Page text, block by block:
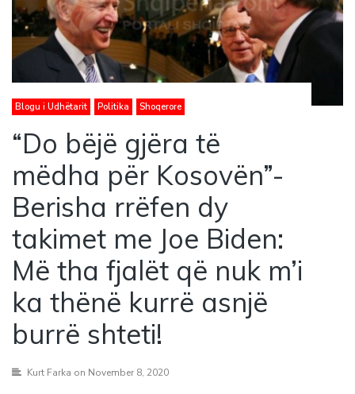
Blogu i Udhëtarit Politika Shoqerore
“Do bëjë gjëra të
mëdha për Kosovën”-
Berisha rrëfen dy
takimet me Joe Biden:
Më tha fjalët që nuk m’i
ka thënë kurrë asnjë
burrë shteti!
Kurt Farka on November 8, 2020